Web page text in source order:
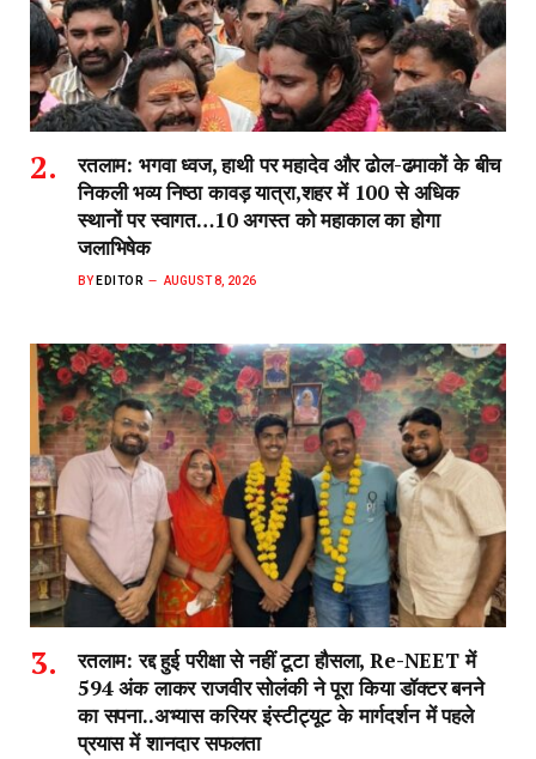
रतलाम: भगवा ध्वज, हाथी पर महादेव और ढोल-ढमाकों के बीच
निकली भव्य निष्ठा कावड़ यात्रा,शहर में 100 से अधिक
स्थानों पर स्वागत…10 अगस्त को महाकाल का होगा
जलाभिषेक
BY EDITOR AUGUST 8, 2026
रतलाम: रद्द हुई परीक्षा से नहीं टूटा हौसला, Re-NEET में
594 अंक लाकर राजवीर सोलंकी ने पूरा किया डॉक्टर बनने
का सपना..अभ्यास करियर इंस्टीट्यूट के मार्गदर्शन में पहले
प्रयास में शानदार सफलता